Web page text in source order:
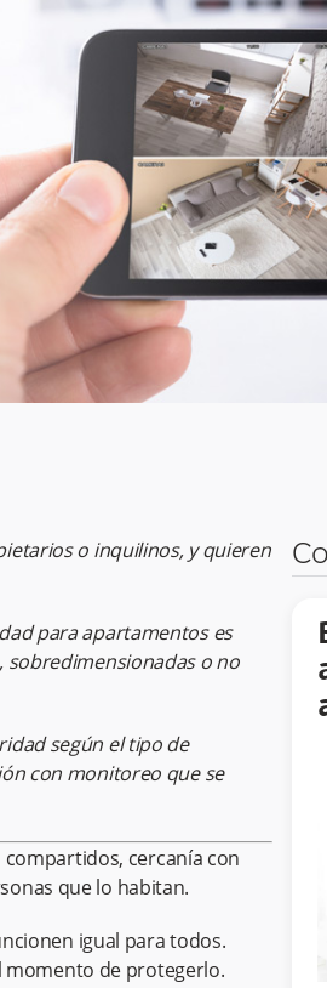
o inquilinos, y quieren
para apartamentos es
sobredimensionadas o no
según el tipo de
con monitoreo que se
cercanía con
que lo habitan.
igual para todos.
momento de protegerlo.